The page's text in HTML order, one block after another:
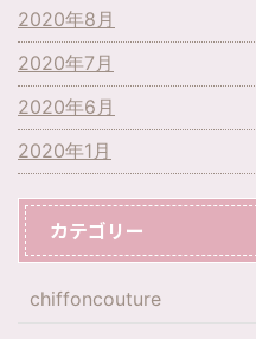
2020年8月
2020年7月
2020年6月
2020年1月
カテゴリー
chiffoncouture